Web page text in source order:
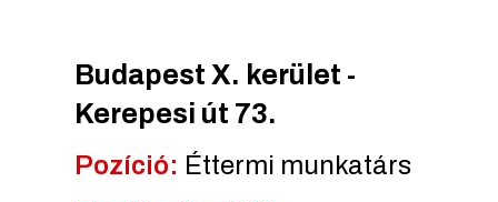
Budapest X. kerület -
Kerepesi út 73.
Pozíció: Éttermi munkatárs